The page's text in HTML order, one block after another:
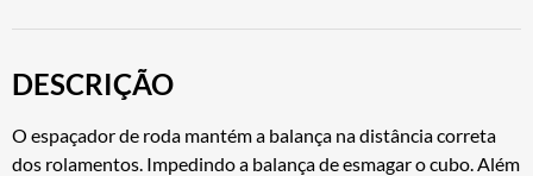
DESCRIÇÃO
O espaçador de roda mantém a balança na distância correta
dos rolamentos. Impedindo a balança de esmagar o cubo. Além